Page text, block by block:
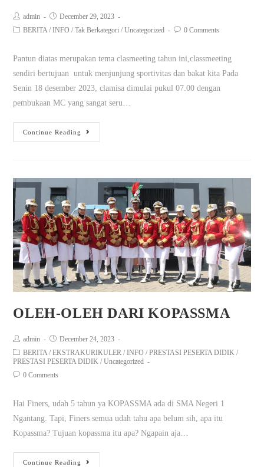
admin
December 29, 2023
BERITA / INFO / Tak Berkategori / Uncategorized 0 Comments
Pantun diatas merupakan tema clasmeeting tahun ini,classmeeting
sendiri bertujuan untuk menjunjung sportivitas dan bakat kita Pada
Senin 18 desember 2023, clamisa dimulai pukul 07.00 dengan
pembukaan MC yang sangat seru…
Continue Reading
OLEH-OLEH DARI KOPASSMA
admin
December 24, 2023
BERITA / EKSTRAKURIKULER / INFO / PRESTASI PESERTA DIDIK /
PRESTASI PESERTA DIDIK / Uncategorized
0 Comments
Hai Finers, udah 5 tahun ya KOPASSMA ada di SMA Negeri 1
Ngantang. Tapi, Finers semua udah tahu apa belum sih, apa itu
Kopassma? Tujuan kopassma itu apa? Ngapain aja…
Continue Reading